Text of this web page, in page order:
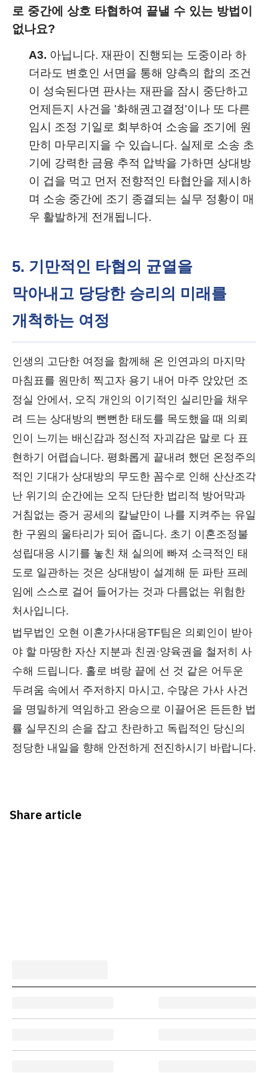
로 중간에 상호 타협하여 끝낼 수 있는 방법이
없나요?
A3. 아닙니다. 재판이 진행되는 도중이라 하
더라도 변호인 서면을 통해 양측의 합의 조건
이 성숙된다면 판사는 재판을 잠시 중단하고
언제든지 사건을 '화해권고결정'이나 또 다른
임시 조정 기일로 회부하여 소송을 조기에 원
만히 마무리지을 수 있습니다. 실제로 소송 초
기에 강력한 금융 추적 압박을 가하면 상대방
이 겁을 먹고 먼저 전향적인 타협안을 제시하
며 소송 중간에 조기 종결되는 실무 정황이 매
우 활발하게 전개됩니다.
5. 기만적인 타협의 균열을
막아내고 당당한 승리의 미래를
개척하는 여정
인생의 고단한 여정을 함께해 온 인연과의 마지막
마침표를 원만히 찍고자 용기 내어 마주 앉았던 조
정실 안에서, 오직 개인의 이기적인 실리만을 채우
려 드는 상대방의 뻔뻔한 태도를 목도했을 때 의뢰
인이 느끼는 배신감과 정신적 자괴감은 말로 다 표
현하기 어렵습니다. 평화롭게 끝내려 했던 온정주의
적인 기대가 상대방의 무도한 꼼수로 인해 산산조각
난 위기의 순간에는 오직 단단한 법리적 방어막과
거침없는 증거 공세의 칼날만이 나를 지켜주는 유일
한 구원의 울타리가 되어 줍니다. 초기 이혼조정불
성립대응 시기를 놓친 채 실의에 빠져 소극적인 태
도로 일관하는 것은 상대방이 설계해 둔 파탄 프레
임에 스스로 걸어 들어가는 것과 다름없는 위험한
처사입니다.
법무법인 오현 이혼가사대응TF팀은 의뢰인이 받아
야 할 마땅한 자산 지분과 친권·양육권을 철저히 사
수해 드립니다. 홀로 벼랑 끝에 선 것 같은 어두운
두려움 속에서 주저하지 마시고, 수많은 가사 사건
을 명밀하게 역임하고 완승으로 이끌어온 든든한 법
률 실무진의 손을 잡고 찬란하고 독립적인 당신의
정당한 내일을 향해 안전하게 전진하시기 바랍니다.
Share article